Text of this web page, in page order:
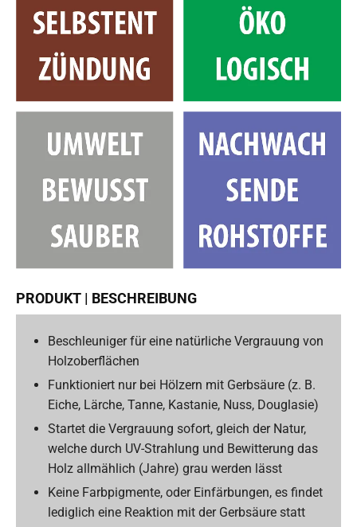
PRODUKT | BESCHREIBUNG
Beschleuniger für eine natürliche Vergrauung von
Holzoberflächen
Funktioniert nur bei Hölzern mit Gerbsäure (z. B.
Eiche, Lärche, Tanne, Kastanie, Nuss, Douglasie)
Startet die Vergrauung sofort, gleich der Natur,
welche durch UV-Strahlung und Bewitterung das
Holz allmählich (Jahre) grau werden lässt
Keine Farbpigmente, oder Einfärbungen, es findet
lediglich eine Reaktion mit der Gerbsäure statt